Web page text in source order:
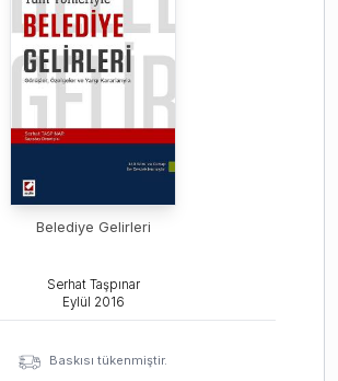
Belediye Gelirleri
Serhat Taşpınar
Eylül 2016
Baskısı tükenmiştir.